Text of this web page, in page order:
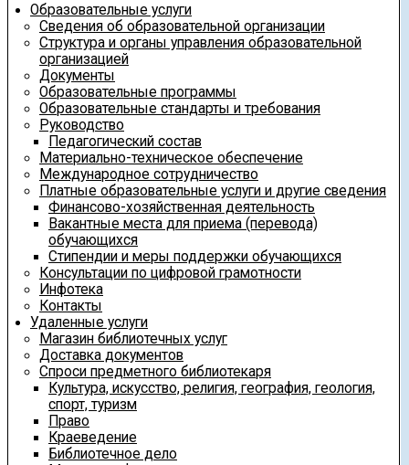
Образовательные услуги
Сведения об образовательной организации
Структура и органы управления образовательной
организацией
Документы
Образовательные программы
Образовательные стандарты и требования
Руководство
Педагогический состав
Материально-техническое обеспечение
Международное сотрудничество
Платные образовательные услуги и другие сведения
Финансово-хозяйственная деятельность
Вакантные места для приема (перевода)
обучающихся
Стипендии и меры поддержки обучающихся
Консультации по цифровой грамотности
Инфотека
Контакты
Удаленные услуги
Магазин библиотечных услуг
Доставка документов
Спроси предметного библиотекаря
Культура, искусство, религия, география, геология,
спорт, туризм
Право
Краеведение
Библиотечное дело